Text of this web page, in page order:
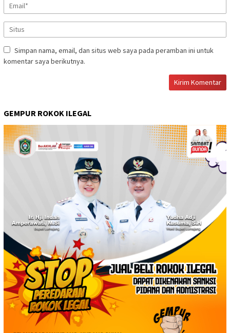
Simpan nama, email, dan situs web saya pada peramban ini untuk
komentar saya berikutnya.
GEMPUR ROKOK ILEGAL